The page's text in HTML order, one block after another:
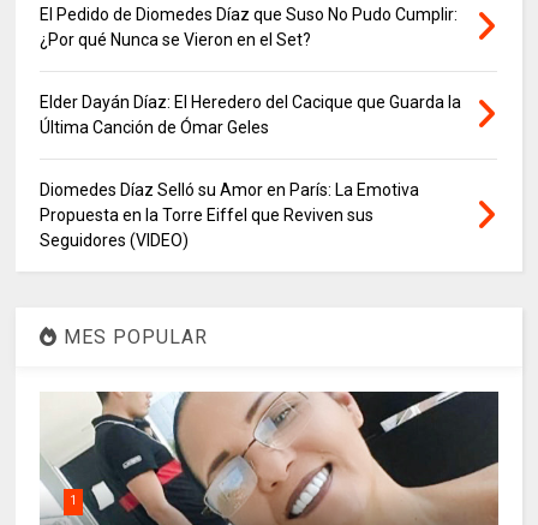
El Pedido de Diomedes Díaz que Suso No Pudo Cumplir:
¿Por qué Nunca se Vieron en el Set?
Elder Dayán Díaz: El Heredero del Cacique que Guarda la
Última Canción de Ómar Geles
Diomedes Díaz Selló su Amor en París: La Emotiva
Propuesta en la Torre Eiffel que Reviven sus
Seguidores (VIDEO)
MES POPULAR
1